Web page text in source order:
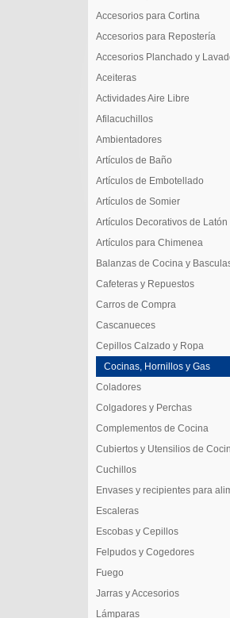
Accesorios para Cortina
Accesorios para Repostería
Accesorios Planchado y
Aceiteras
Actividades Aire Libre
Afilacuchillos
Ambientadores
Artículos de Baño
Artículos de Embotellado
Artículos de Somier
Artículos Decorativos de Latón
Artículos para Chimenea
Balanzas de Cocina y
Cafeteras y Repuestos
Carros de Compra
Cascanueces
Cepillos Calzado y Ropa
Cocinas, Hornillos y Gas
Coladores
Colgadores y Perchas
Complementos de Cocina
Cubiertos y Utensilios de
Cuchillos
Envases y recipientes para
Escaleras
Escobas y Cepillos
Felpudos y Cogedores
Fuego
Jarras y Accesorios
Lámparas